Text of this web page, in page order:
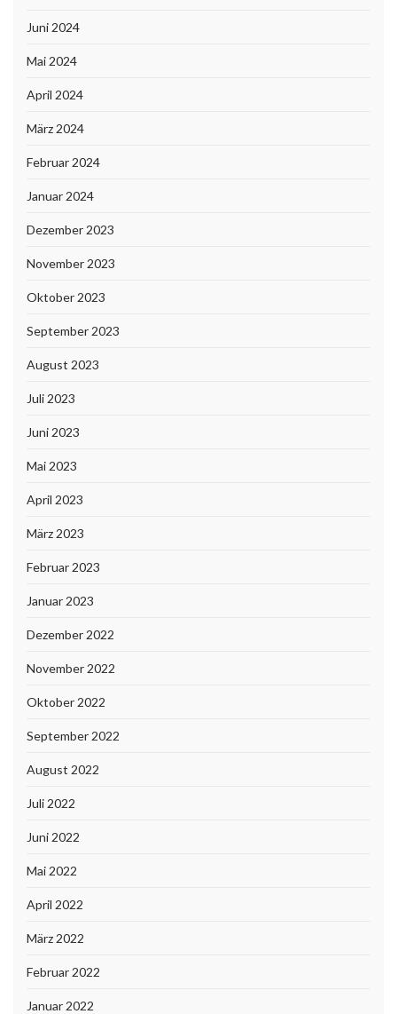
Juni 2024
Mai 2024
April 2024
März 2024
Februar 2024
Januar 2024
Dezember 2023
November 2023
Oktober 2023
September 2023
August 2023
Juli 2023
Juni 2023
Mai 2023
April 2023
März 2023
Februar 2023
Januar 2023
Dezember 2022
November 2022
Oktober 2022
September 2022
August 2022
Juli 2022
Juni 2022
Mai 2022
April 2022
März 2022
Februar 2022
Januar 2022